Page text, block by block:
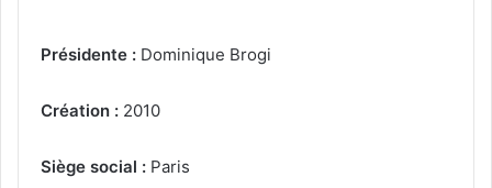
Présidente : Dominique Brogi
Création : 2010
Siège social : Paris